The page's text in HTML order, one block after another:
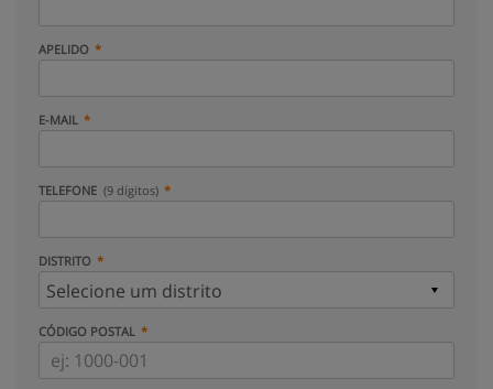
APELIDO
E-MAIL
TELEFONE (9 dígitos)
DISTRITO
CÓDIGO POSTAL